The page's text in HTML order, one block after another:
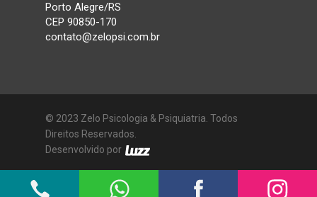
Porto Alegre/RS
CEP 90850-170
contato@zelopsi.com.br
© 2023 Zelo Psicologia & Psiquiatria. Todos
Direitos Reservados.
Desenvolvido por